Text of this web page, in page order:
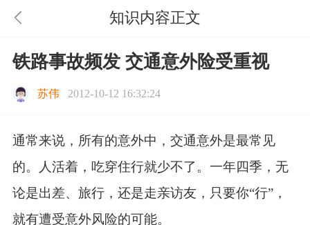
知识内容正文
铁路事故频发 交通意外险受重视
苏伟 2012-10-12 16:32:24
通常来说，所有的意外中，交通意外是最常见
的。人活着，吃穿住行就少不了。一年四季，无
论是出差、旅行，还是走亲访友，只要你“行”，
就有遭受意外风险的可能。